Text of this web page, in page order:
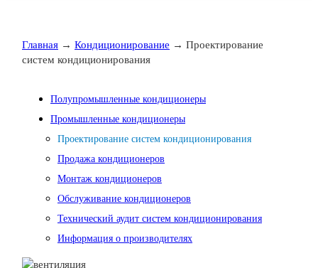
Главная → Кондиционирование → Проектирование
систем кондиционирования
Полупромышленные кондиционеры
Промышленные кондиционеры
Проектирование систем кондиционирования
Продажа кондиционеров
Монтаж кондиционеров
Обслуживание кондиционеров
Технический аудит систем кондиционирования
Информация о производителях